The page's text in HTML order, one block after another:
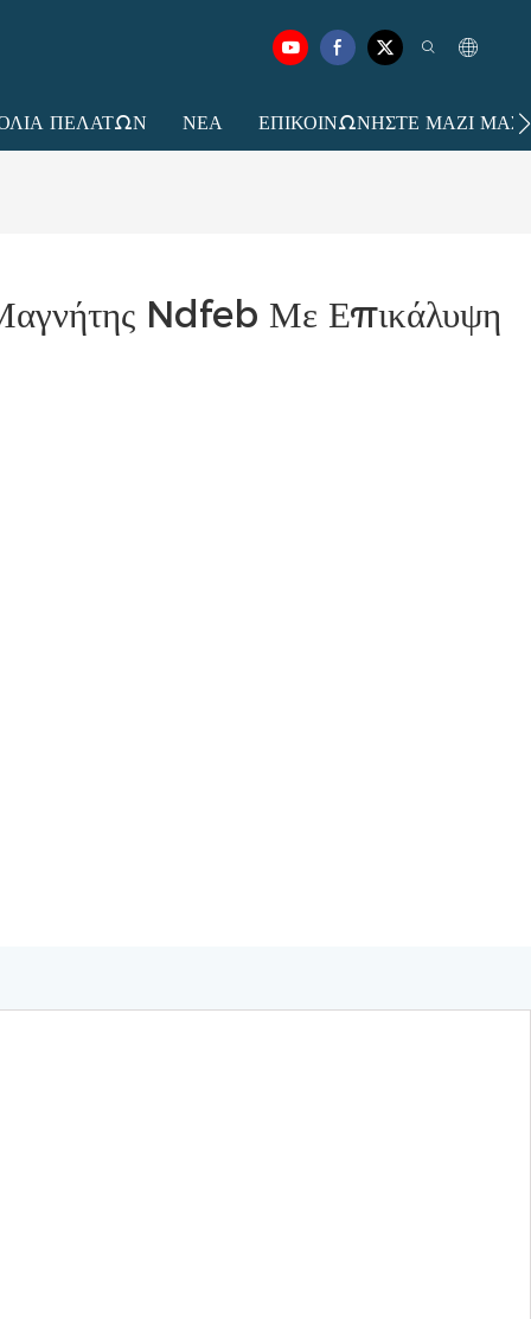
ΠΕΛΑΤΏΝ ΝΈΑ ΕΠΙΚΟΙΝΩΝΉΣΤΕ ΜΑΖΊ ΜΑΣ.
Ndfeb Με Επικάλυψη